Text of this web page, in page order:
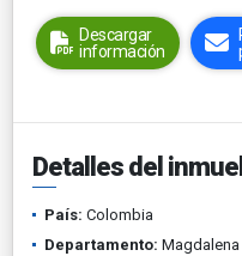
Descargar
información
Detalles del
País: Colombia
Departamento: Magdalena